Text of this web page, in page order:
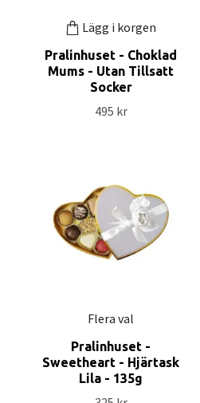
Lägg i korgen
Pralinhuset - Choklad
Mums - Utan Tillsatt
Socker
495 kr
Flera val
Pralinhuset -
Sweetheart - Hjärtask
Lila - 135g